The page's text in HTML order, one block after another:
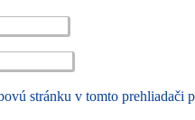
stránku v tomto prehliadači